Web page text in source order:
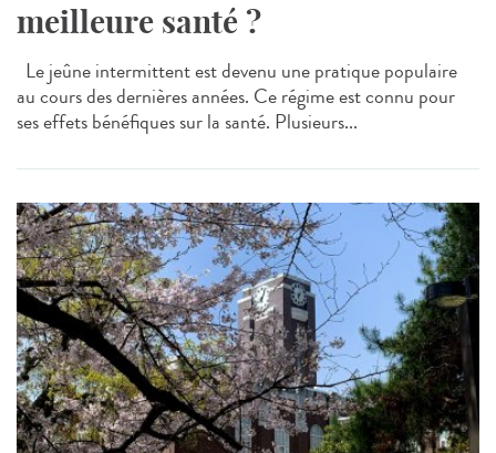
meilleure santé ?
Le jeûne intermittent est devenu une pratique populaire
au cours des dernières années. Ce régime est connu pour
ses effets bénéfiques sur la santé. Plusieurs...